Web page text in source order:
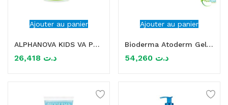
médical)
Ajouter au panier
ALPHANOVA KIDS VA PRENDRE TA DOUCHE GEL LAVANT 3EN1 250ML
د.ت
Ajouter au panier
Bioderma Atoderm Gel Douche 500ml
د.ت